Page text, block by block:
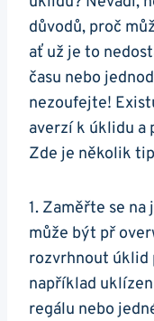
důvodů, proč
ať už je to
času nebo
nezoufejte!
averzí k úklidu a
Zde je několik
1. Zaměřte se
může být př
rozvrhnout úklid
například
regálu nebo